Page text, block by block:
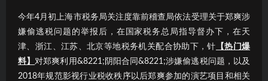
今年4月初上海市税务局关注度靠前稽查局依法受理关于郑爽涉
嫌偷逃税问题的举报后，在国家税务总局指导督办下，在天
津、浙江、江苏、北京等地税务机关配合协助下，针 【热门爆
料】 对郑爽利用&8221;阴阳合同&8221;涉嫌偷逃税问题，以及
2018年规范影视行业税收秩序以后郑爽参加的演艺项目和相关